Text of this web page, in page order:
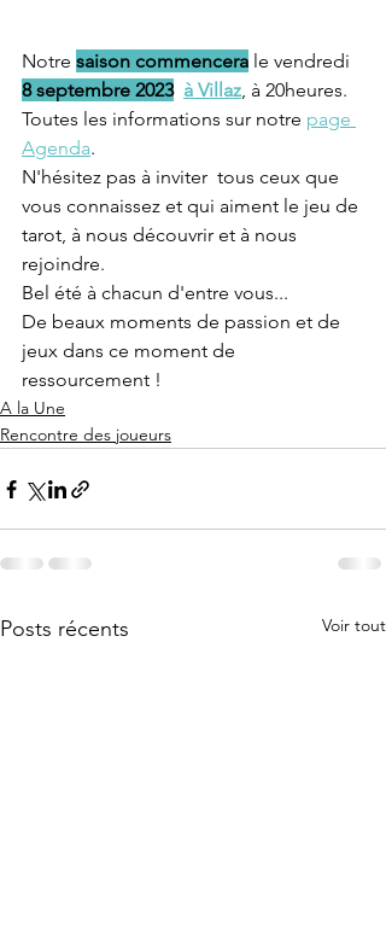
Notre saison commencera le vendredi
8 septembre 2023 à Villaz, à 20heures.
Toutes les informations sur notre page
Agenda.
N'hésitez pas à inviter  tous ceux que
vous connaissez et qui aiment le jeu de
tarot, à nous découvrir et à nous
rejoindre.
Bel été à chacun d'entre vous...
De beaux moments de passion et de
jeux dans ce moment de
ressourcement !
A la Une
Rencontre des joueurs
Posts récents Voir tout